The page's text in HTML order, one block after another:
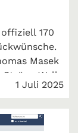
170
Masek
Ströer, Wall
1 Juli 2025